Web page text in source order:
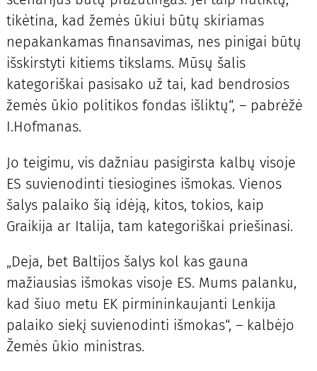
tikėtina, kad žemės ūkiui būtų skiriamas
nepakankamas finansavimas, nes pinigai būtų
išskirstyti kitiems tikslams. Mūsų šalis
kategoriškai pasisako už tai, kad bendrosios
žemės ūkio politikos fondas išliktų“, – pabrėžė
I.Hofmanas.
Jo teigimu, vis dažniau pasigirsta kalbų visoje
ES suvienodinti tiesiogines išmokas. Vienos
šalys palaiko šią idėją, kitos, tokios, kaip
Graikija ar Italija, tam kategoriškai priešinasi.
„Deja, bet Baltijos šalys kol kas gauna
mažiausias išmokas visoje ES. Mums palanku,
kad šiuo metu EK pirmininkaujanti Lenkija
palaiko siekį suvienodinti išmokas“, – kalbėjo
Žemės ūkio ministras.